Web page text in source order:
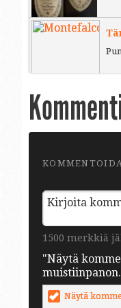
1500 merkkiä
"Näytä
Näytä